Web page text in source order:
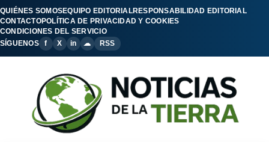
QUIÉNES SOMOSEQUIPO EDITORIALRESPONSABILIDAD EDITORIAL
CONTACTOPOLÍTICA DE PRIVACIDAD Y COOKIES
CONDICIONES DEL SERVICIO
SÍGUENOS
f X in ☁ RSS